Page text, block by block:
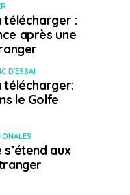
télécharger :
après une
D'ESSAI
télécharger:
le Golfe
aux